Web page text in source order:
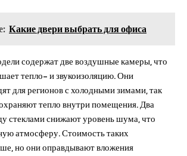
Какие двери выбрать для офиса
содержат две воздушные камеры, что
тепло- и звукоизоляцию. Они
для регионов с холодными зимами, так
тепло внутри помещения. Два
стеклами снижают уровень шума, что
атмосферу. Стоимость таких
но они оправдывают вложения